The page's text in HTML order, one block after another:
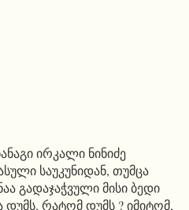
ირკალი ნინიძე
საუკუნიდან, თუმცა
გადაჯაჭვული მისი ბედი
რატომ დუმს ? იმიტომ,